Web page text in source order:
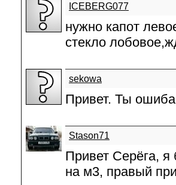
ICEBERG077
нужно капот
стекло
sekowa
Привет. Ты
Stason71
Привет Серёга, я
на м3, правый